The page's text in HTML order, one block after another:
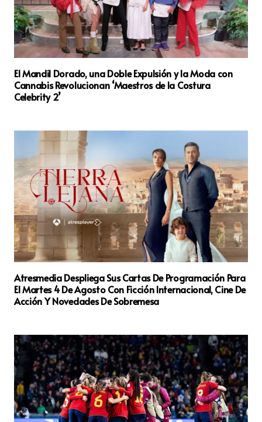
El Mandil Dorado, una Doble Expulsión y la Moda con
Cannabis Revolucionan ‘Maestros de la Costura
Celebrity 2’
Atresmedia Despliega Sus Cartas De Programación Para
El Martes 4 De Agosto Con Ficción Internacional, Cine De
Acción Y Novedades De Sobremesa